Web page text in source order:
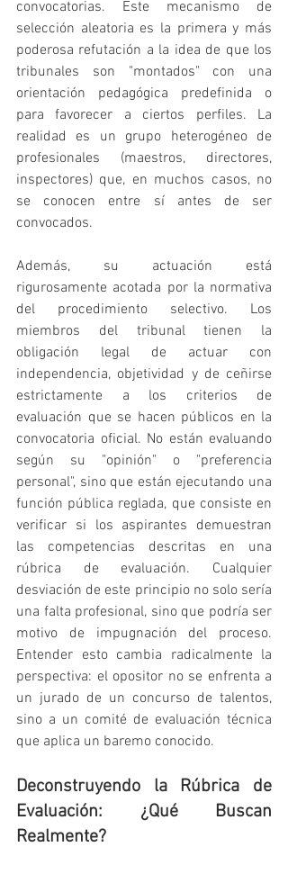
convocatorias. Este mecanismo de
selección aleatoria es la primera y más
poderosa refutación a la idea de que los
tribunales son "montados" con una
orientación pedagógica predefinida o
para favorecer a ciertos perfiles. La
realidad es un grupo heterogéneo de
profesionales (maestros, directores,
inspectores) que, en muchos casos, no
se conocen entre sí antes de ser
convocados.
Además, su actuación está
rigurosamente acotada por la normativa
del procedimiento selectivo. Los
miembros del tribunal tienen la
obligación legal de actuar con
independencia, objetividad y de ceñirse
estrictamente a los criterios de
evaluación que se hacen públicos en la
convocatoria oficial. No están evaluando
según su "opinión" o "preferencia
personal", sino que están ejecutando una
función pública reglada, que consiste en
verificar si los aspirantes demuestran
las competencias descritas en una
rúbrica de evaluación. Cualquier
desviación de este principio no solo sería
una falta profesional, sino que podría ser
motivo de impugnación del proceso.
Entender esto cambia radicalmente la
perspectiva: el opositor no se enfrenta a
un jurado de un concurso de talentos,
sino a un comité de evaluación técnica
que aplica un baremo conocido.
Deconstruyendo la Rúbrica de
Evaluación: ¿Qué Buscan
Realmente?